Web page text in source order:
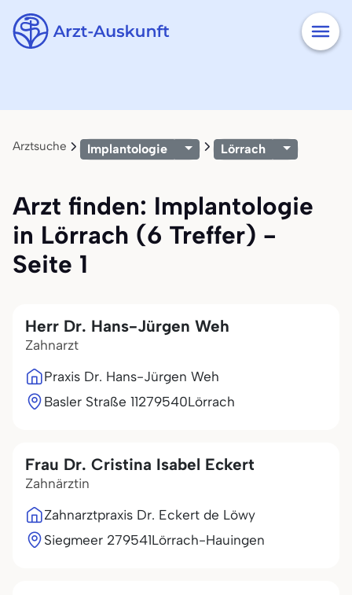
Arztsuche Implantologie Lörrach
Arzt finden: Implantologie
in Lörrach (6 Treffer) -
Seite 1
Herr Dr. Hans-Jürgen Weh
Zahnarzt
Praxis Dr. Hans-Jürgen Weh
Basler Straße 11279540Lörrach
Frau Dr. Cristina Isabel Eckert
Zahnärztin
Zahnarztpraxis Dr. Eckert de Löwy
Siegmeer 279541Lörrach-Hauingen